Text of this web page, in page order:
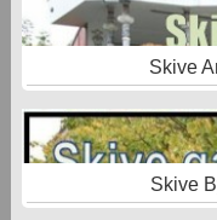
Skive
Skive